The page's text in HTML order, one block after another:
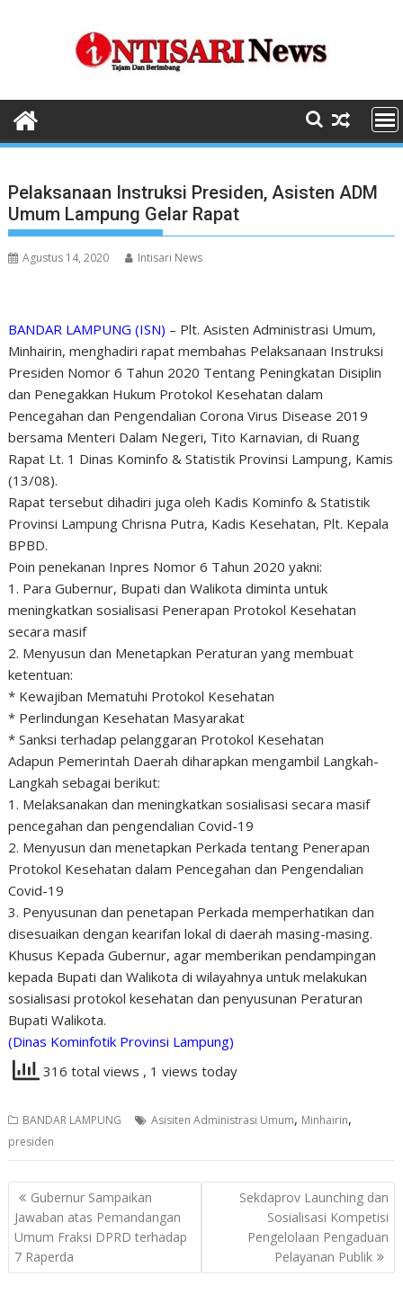
Pelaksanaan Instruksi Presiden, Asisten ADM
Umum Lampung Gelar Rapat
Agustus 14, 2020 Intisari News
BANDAR LAMPUNG (ISN) – Plt. Asisten Administrasi Umum,
Minhairin, menghadiri rapat membahas Pelaksanaan Instruksi
Presiden Nomor 6 Tahun 2020 Tentang Peningkatan Disiplin
dan Penegakkan Hukum Protokol Kesehatan dalam
Pencegahan dan Pengendalian Corona Virus Disease 2019
bersama Menteri Dalam Negeri, Tito Karnavian, di Ruang
Rapat Lt. 1 Dinas Kominfo & Statistik Provinsi Lampung, Kamis
(13/08).
Rapat tersebut dihadiri juga oleh Kadis Kominfo & Statistik
Provinsi Lampung Chrisna Putra, Kadis Kesehatan, Plt. Kepala
BPBD.
Poin penekanan Inpres Nomor 6 Tahun 2020 yakni:
1. Para Gubernur, Bupati dan Walikota diminta untuk
meningkatkan sosialisasi Penerapan Protokol Kesehatan
secara masif
2. Menyusun dan Menetapkan Peraturan yang membuat
ketentuan:
* Kewajiban Mematuhi Protokol Kesehatan
* Perlindungan Kesehatan Masyarakat
* Sanksi terhadap pelanggaran Protokol Kesehatan
Adapun Pemerintah Daerah diharapkan mengambil Langkah-
Langkah sebagai berikut:
1. Melaksanakan dan meningkatkan sosialisasi secara masif
pencegahan dan pengendalian Covid-19
2. Menyusun dan menetapkan Perkada tentang Penerapan
Protokol Kesehatan dalam Pencegahan dan Pengendalian
Covid-19
3. Penyusunan dan penetapan Perkada memperhatikan dan
disesuaikan dengan kearifan lokal di daerah masing-masing.
Khusus Kepada Gubernur, agar memberikan pendampingan
kepada Bupati dan Walikota di wilayahnya untuk melakukan
sosialisasi protokol kesehatan dan penyusunan Peraturan
Bupati Walikota.
(Dinas Kominfotik Provinsi Lampung)
316 total views , 1 views today
BANDAR LAMPUNG Asisiten Administrasi Umum, Minhairin,
presiden
Navigasi
pos
Gubernur Sampaikan
Jawaban atas Pemandangan
Umum Fraksi DPRD terhadap
7 Raperda
Sekdaprov Launching dan
Sosialisasi Kompetisi
Pengelolaan Pengaduan
Pelayanan Publik